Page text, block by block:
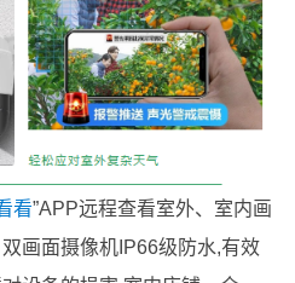
看”APP远程查看室外、室内画
画面摄像机IP66级防水,有效